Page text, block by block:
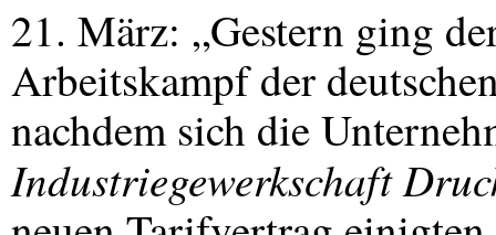
21. März: „Gestern ging
Arbeitskampf der
nachdem sich die
Industriegewerkschaft